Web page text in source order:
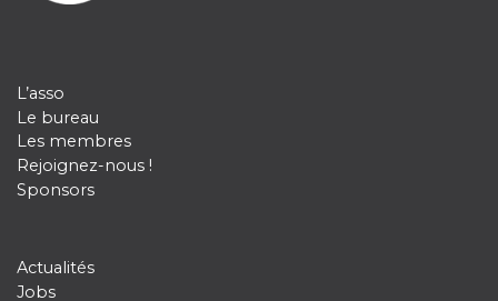
L’asso
Le bureau
Les membres
Rejoignez-nous !
Sponsors
Actualités
Jobs